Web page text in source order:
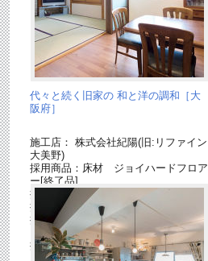
代々と続く旧家の 和と洋の調和［大
阪府］
施工店： 株式会社紀陽(旧:リファイン
大美野)
採用商品：床材 ジョイハードフロア
ー[終了品]
採用商品：照明器具
採用商品：キッチン ラクシーナ
採用商品：インテリア建材 ベリティ
採用商品：カップボード